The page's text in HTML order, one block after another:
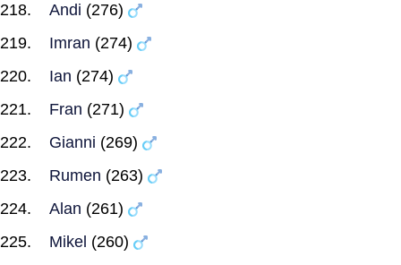
Andi (276)
Imran (274)
Ian (274)
Fran (271)
Gianni (269)
Rumen (263)
Alan (261)
Mikel (260)